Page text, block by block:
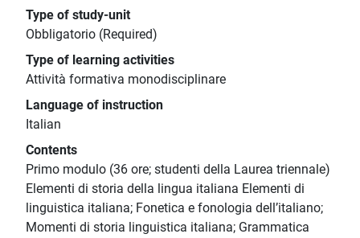
Type of study-unit
Obbligatorio (Required)
Type of learning activities
Attività formativa monodisciplinare
Language of instruction
Italian
Contents
Primo modulo (36 ore; studenti della Laurea triennale)
Elementi di storia della lingua italiana Elementi di
linguistica italiana; Fonetica e fonologia dell’italiano;
Momenti di storia linguistica italiana; Grammatica